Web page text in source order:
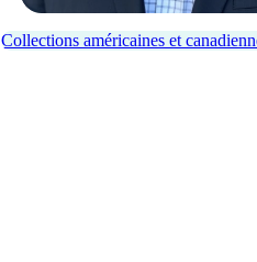
Collections américaines et